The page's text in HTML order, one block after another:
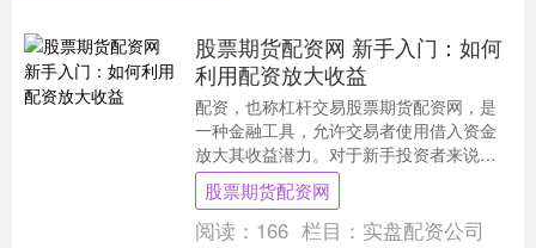
股票期货配资网 新手入门：如何
利用配资放大收益
配资，也称杠杆交易股票期货配资网，是
一种金融工具，允许交易者使用借入资金
放大其收益潜力。对于新手投资者来说，
了解配资的基本原理至关重要。 * **放大收
益：**....
股票期货配资网
阅读： 166 栏目： 实盘配资公司